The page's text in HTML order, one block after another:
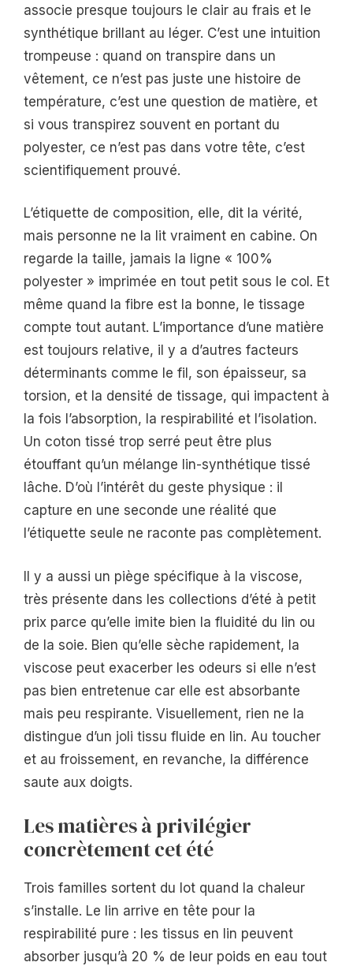
associe presque toujours le clair au frais et le
synthétique brillant au léger. C’est une intuition
trompeuse : quand on transpire dans un
vêtement, ce n’est pas juste une histoire de
température, c’est une question de matière, et
si vous transpirez souvent en portant du
polyester, ce n’est pas dans votre tête, c’est
scientifiquement prouvé.
L’étiquette de composition, elle, dit la vérité,
mais personne ne la lit vraiment en cabine. On
regarde la taille, jamais la ligne « 100%
polyester » imprimée en tout petit sous le col. Et
même quand la fibre est la bonne, le tissage
compte tout autant. L’importance d’une matière
est toujours relative, il y a d’autres facteurs
déterminants comme le fil, son épaisseur, sa
torsion, et la densité de tissage, qui impactent à
la fois l’absorption, la respirabilité et l’isolation.
Un coton tissé trop serré peut être plus
étouffant qu’un mélange lin-synthétique tissé
lâche. D’où l’intérêt du geste physique : il
capture en une seconde une réalité que
l’étiquette seule ne raconte pas complètement.
Il y a aussi un piège spécifique à la viscose,
très présente dans les collections d’été à petit
prix parce qu’elle imite bien la fluidité du lin ou
de la soie. Bien qu’elle sèche rapidement, la
viscose peut exacerber les odeurs si elle n’est
pas bien entretenue car elle est absorbante
mais peu respirante. Visuellement, rien ne la
distingue d’un joli tissu fluide en lin. Au toucher
et au froissement, en revanche, la différence
saute aux doigts.
Les matières à privilégier
concrètement cet été
Trois familles sortent du lot quand la chaleur
s’installe. Le lin arrive en tête pour la
respirabilité pure : les tissus en lin peuvent
absorber jusqu’à 20 % de leur poids en eau tout